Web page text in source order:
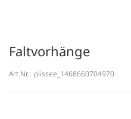
Faltvorhänge
Art.Nr.: plissee_1468660704970